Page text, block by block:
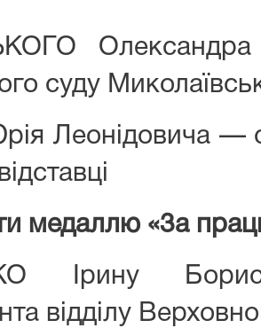
суду
Леонідовича —
медаллю «3а
Ірину
відділу